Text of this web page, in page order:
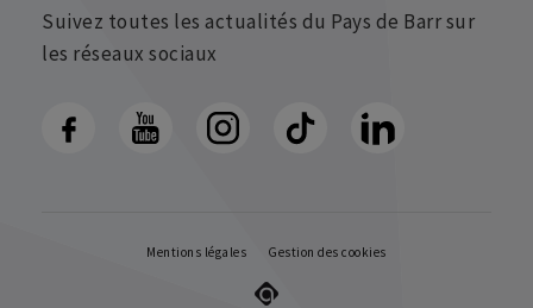
Suivez toutes les actualités du Pays de Barr sur
les réseaux sociaux
Mentions légales Gestion des cookies